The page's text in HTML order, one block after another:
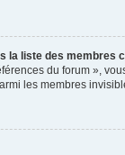
la liste des membres
du forum »,
les membres